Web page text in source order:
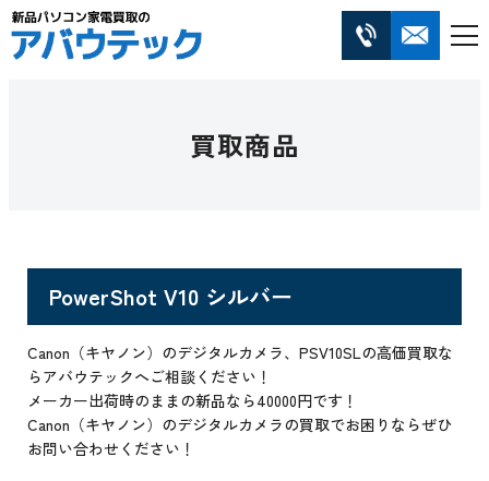
買取商品
PowerShot V10 シルバー
Canon（キヤノン）のデジタルカメラ、PSV10SLの高価買取な
らアバウテックへご相談ください！
メーカー出荷時のままの新品なら40000円です！
Canon（キヤノン）のデジタルカメラの買取でお困りならぜひ
お問い合わせください！